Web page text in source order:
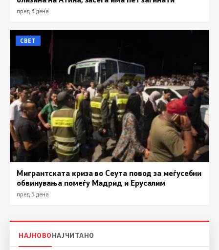
пред 3 дена
СВЕТ
Мигрантската криза во Сеута повод за меѓусебни
обвинувања помеѓу Мадрид и Ерусалим
пред 5 дена
НАЈНОВОНАЈЧИТАНО